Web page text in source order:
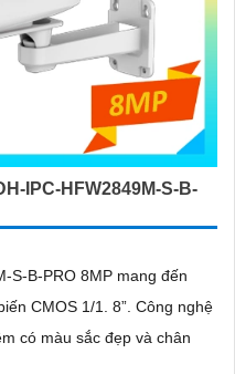
IPC-HFW2849M-S-B-
S-B-PRO 8MP mang đến
1/1. 8”. Công nghệ
có màu sắc đẹp và chân